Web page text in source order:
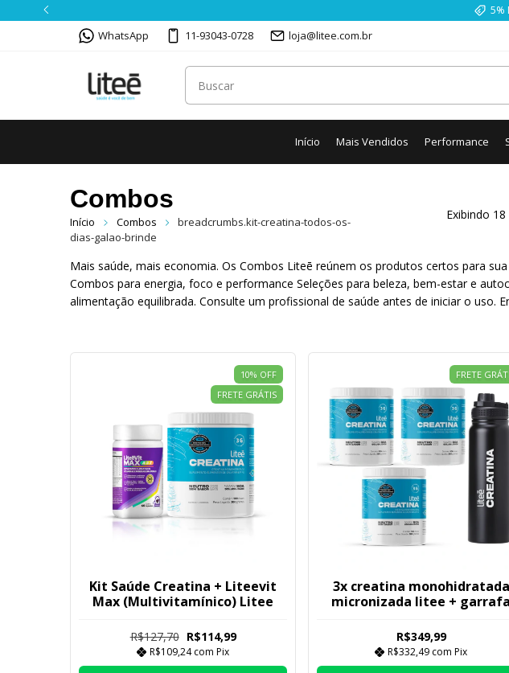
FRETE
WhatsApp 11-93043-0728 loja@litee.com.br
Início Mais Vendidos Performance
Combos
Início Combos
breadcrumbs.kit-creatina-todos-os-
dias-galao-brinde
Exibindo
Mais saúde, mais economia. Os Combos Liteē reúnem os produtos certos para
Combos para energia, foco e performance Seleções para beleza, bem-estar e
alimentação equilibrada. Consulte um profissional de saúde antes de iniciar o uso.
10% OFF
FRETE GRÁTIS
Kit Saúde Creatina + Liteevit
Max (Multivitamínico) Litee
R$127,70 R$114,99
R$109,24com Pix
FRETE
3x creatina monohidratada
micronizada litee + garrafa
R$349,99
R$332,49 com Pix